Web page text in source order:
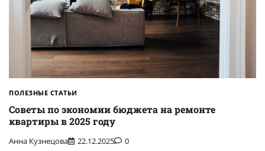
ПОЛЕЗНЫЕ СТАТЬИ
Советы по экономии бюджета на ремонте
квартиры в 2025 году
Анна Кузнецова 22.12.2025 0